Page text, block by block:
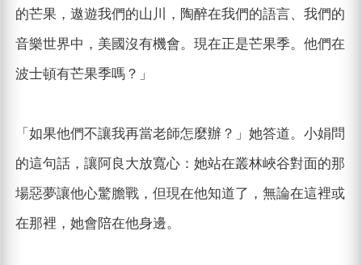
的芒果，遨遊我們的山川，陶醉在我們的語言、我們的
音樂世界中，美國沒有機會。現在正是芒果季。他們在
波士頓有芒果季嗎？」
「如果他們不讓我再當老師怎麼辦？」她答道。小娟問
的這句話，讓阿良大放寬心：她站在叢林峽谷對面的那
場惡夢讓他心驚膽戰，但現在他知道了，無論在這裡或
在那裡，她會陪在他身邊。